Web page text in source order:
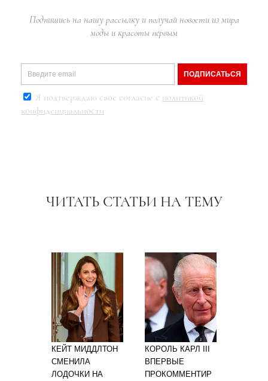
Подпишись на нашу рассылку и получай новости из мира
моды и красоты первым
ПОДПИСАТЬСЯ
Я подтверждаю свое согласие с политикой
конфиденциальности
ЧИТАТЬ СТАТЬИ НА ТЕМУ
КЕЙТ МИДДЛТОН
СМЕНИЛА
ЛОДОЧКИ НА
КОРОЛЬ КАРЛ III
ВПЕРВЫЕ
ПРОКОММЕНТИР